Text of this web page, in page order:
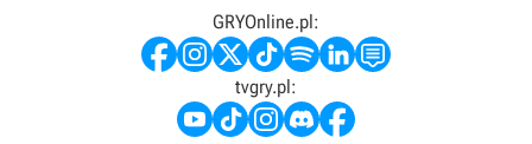
GRYOnline.pl:
tvgry.pl: